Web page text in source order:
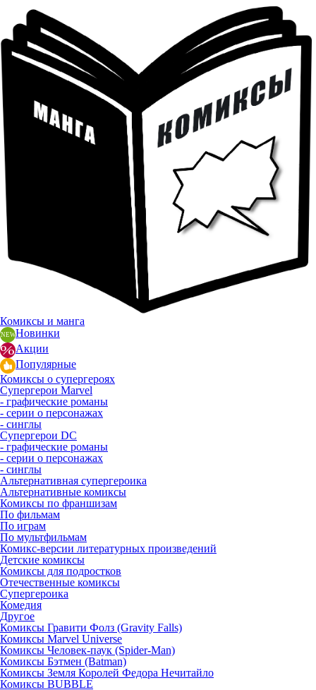
Комиксы и манга
Новинки
Акции
Популярные
Комиксы о супергероях
Супергерои Marvel
- графические романы
- серии о персонажах
- синглы
Супергерои DC
- графические романы
- серии о персонажах
- синглы
Альтернативная супергероика
Альтернативные комиксы
Комиксы по франшизам
По фильмам
По играм
По мультфильмам
Комикс-версии литературных произведений
Детские комиксы
Комиксы для подростков
Отечественные комиксы
Супергероика
Комедия
Другое
Комиксы Гравити Фолз (Gravity Falls)
Комиксы Marvel Universe
Комиксы Человек-паук (Spider-Man)
Комиксы Бэтмен (Batman)
Комиксы Земля Королей Федора Нечитайло
Комиксы BUBBLE